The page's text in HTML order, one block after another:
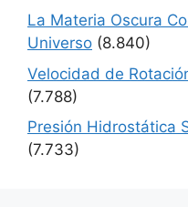
La Materia Oscura
Universo (8.840)
Velocidad de
(7.788)
Presión Hidrostática
(7.733)